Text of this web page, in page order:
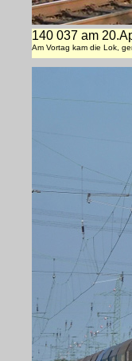
140 037 am
Am Vortag kam die Lok,